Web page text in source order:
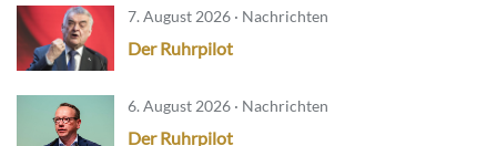
7. August 2026 · Nachrichten
Der Ruhrpilot
6. August 2026 · Nachrichten
Der Ruhrpilot